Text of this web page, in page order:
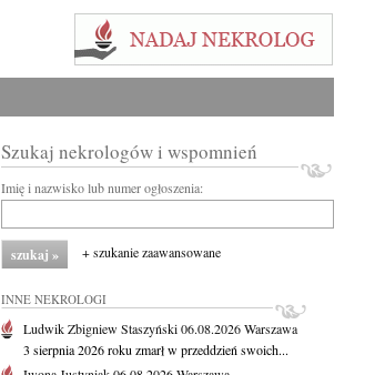
Szukaj nekrologów i wspomnień
Imię i nazwisko lub numer ogłoszenia:
+ szukanie zaawansowane
INNE NEKROLOGI
Ludwik Zbigniew Staszyński06.08.2026Warszawa
3 sierpnia 2026 roku zmarł w przeddzień swoich...